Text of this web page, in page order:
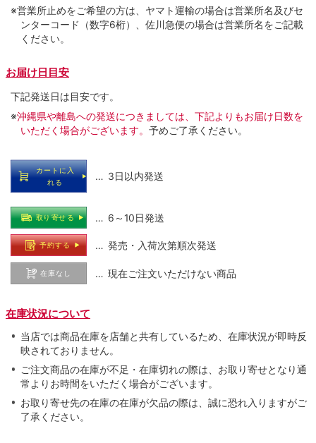
※営業所止めをご希望の方は、ヤマト運輸の場合は営業所名及びセ
ンターコード（数字6桁）、佐川急便の場合は営業所名をご記載
ください。
お届け日目安
下記発送日は目安です。
※沖縄県や離島への発送につきましては、下記よりもお届け日数を
いただく場合がございます。 予めご了承ください。
カートに入
れる
… 3日以内発送
取り寄せる … 6～10日発送
予約する … 発売・入荷次第順次発送
在庫なし … 現在ご注文いただけない商品
在庫状況について
当店では商品在庫を店舗と共有しているため、在庫状況が即時反
映されておりません。
ご注文商品の在庫が不足・在庫切れの際は、お取り寄せとなり通
常よりお時間をいただく場合がございます。
お取り寄せ先の在庫の在庫が欠品の際は、誠に恐れ入りますがご
了承ください。